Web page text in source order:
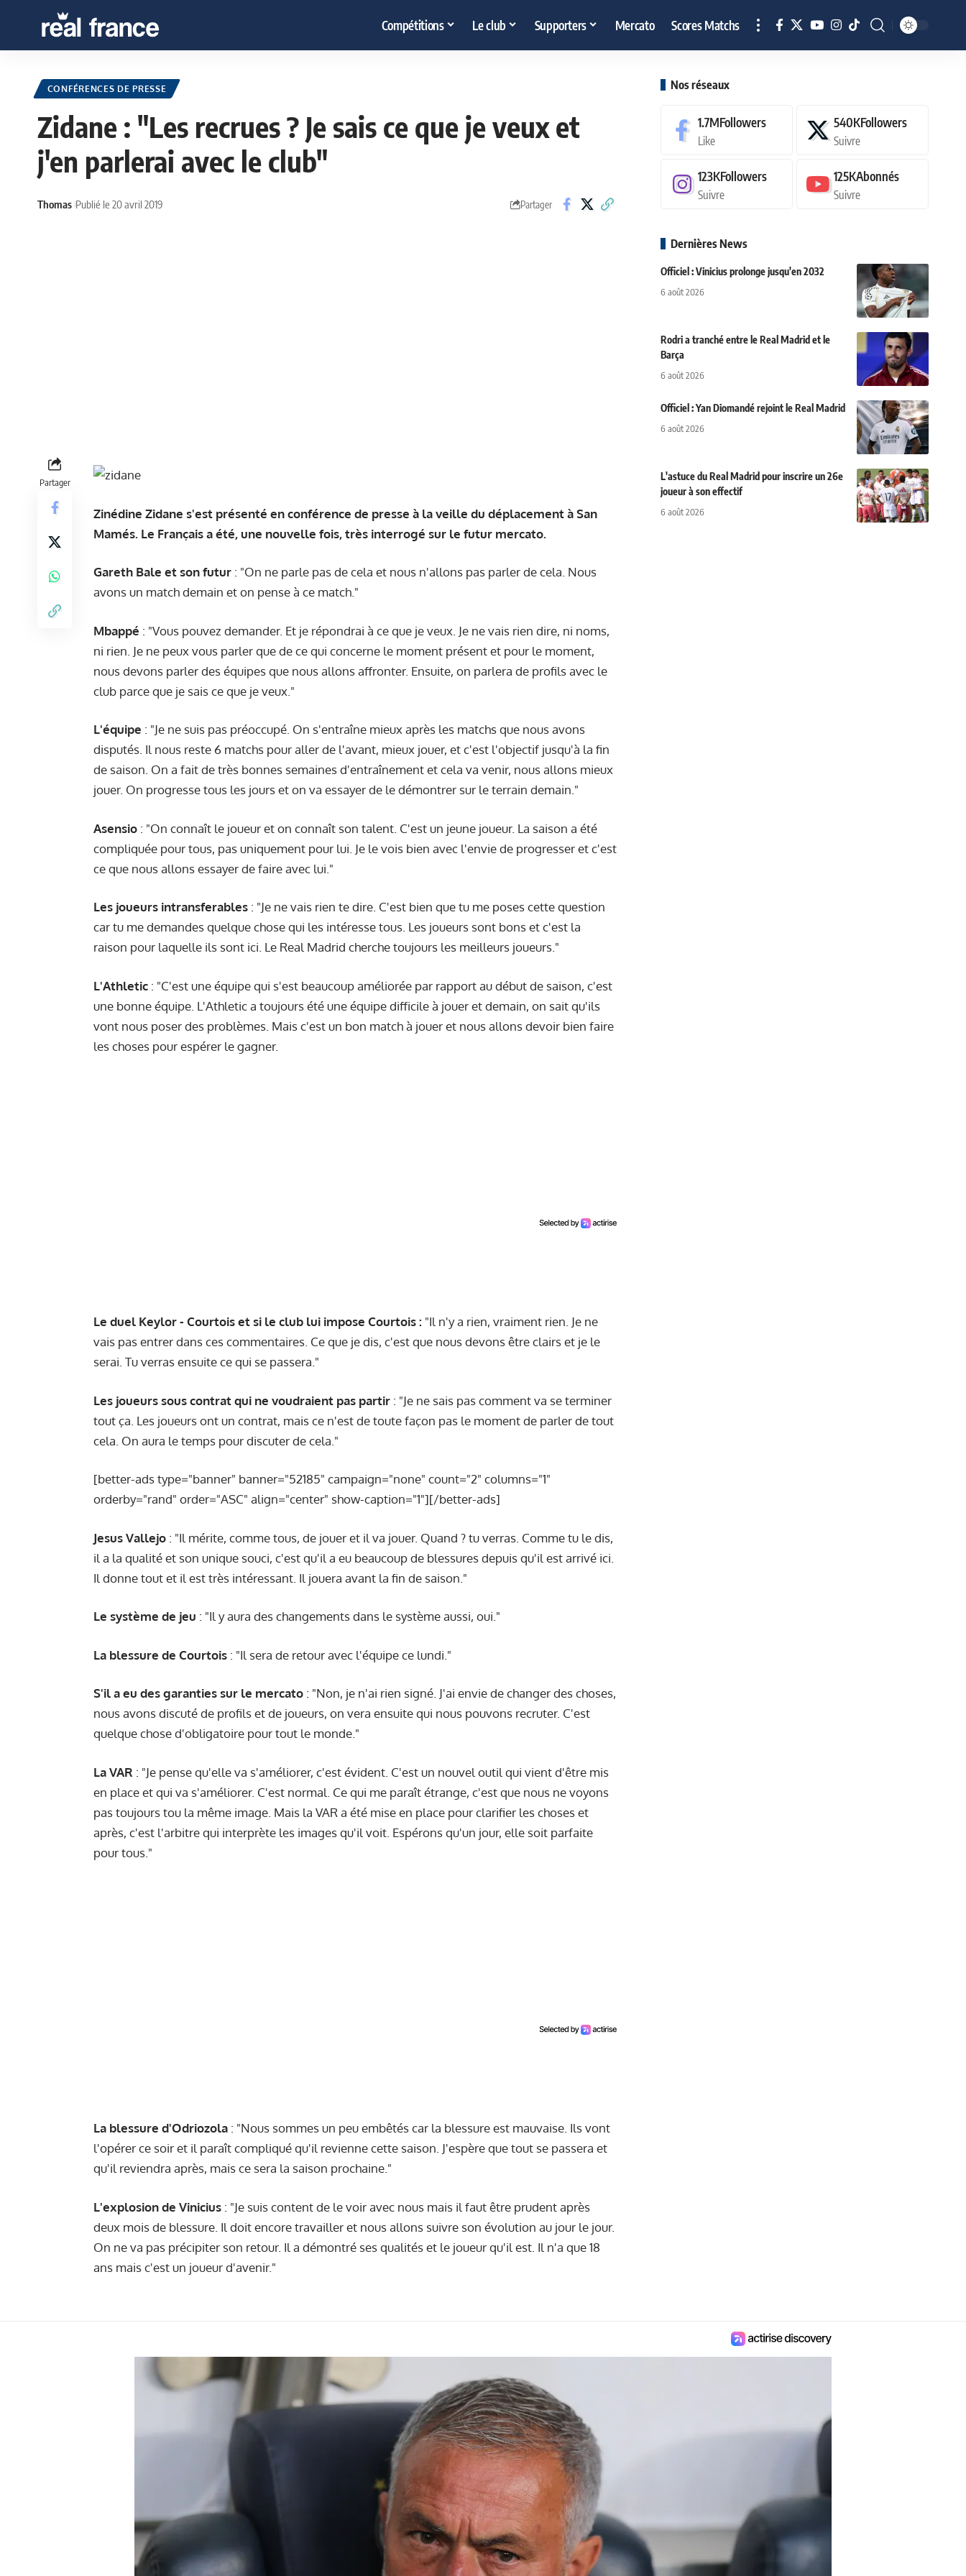
Compétitions Le club Supporters Mercato Scores Matchs
CONFÉRENCES DE PRESSE
Zidane : "Les recrues ? Je sais ce que je veux et
j'en parlerai avec le club"
Thomas Publié le 20 avril 2019 Partager
Partager
Zinédine Zidane s'est présenté en conférence de presse à la veille du déplacement à San
Mamés. Le Français a été, une nouvelle fois, très interrogé sur le futur mercato.
Gareth Bale et son futur : "On ne parle pas de cela et nous n'allons pas parler de cela. Nous
avons un match demain et on pense à ce match."
Mbappé : "Vous pouvez demander. Et je répondrai à ce que je veux. Je ne vais rien dire, ni noms,
ni rien. Je ne peux vous parler que de ce qui concerne le moment présent et pour le moment,
nous devons parler des équipes que nous allons affronter. Ensuite, on parlera de profils avec le
club parce que je sais ce que je veux."
L'équipe : "Je ne suis pas préoccupé. On s'entraîne mieux après les matchs que nous avons
disputés. Il nous reste 6 matchs pour aller de l'avant, mieux jouer, et c'est l'objectif jusqu'à la fin
de saison. On a fait de très bonnes semaines d'entraînement et cela va venir, nous allons mieux
jouer. On progresse tous les jours et on va essayer de le démontrer sur le terrain demain."
Asensio : "On connaît le joueur et on connaît son talent. C'est un jeune joueur. La saison a été
compliquée pour tous, pas uniquement pour lui. Je le vois bien avec l'envie de progresser et c'est
ce que nous allons essayer de faire avec lui."
Les joueurs intransferables : "Je ne vais rien te dire. C'est bien que tu me poses cette question
car tu me demandes quelque chose qui les intéresse tous. Les joueurs sont bons et c'est la
raison pour laquelle ils sont ici. Le Real Madrid cherche toujours les meilleurs joueurs."
L'Athletic : "C'est une équipe qui s'est beaucoup améliorée par rapport au début de saison, c'est
une bonne équipe. L'Athletic a toujours été une équipe difficile à jouer et demain, on sait qu'ils
vont nous poser des problèmes. Mais c'est un bon match à jouer et nous allons devoir bien faire
les choses pour espérer le gagner.
Le duel Keylor - Courtois et si le club lui impose Courtois : "Il n'y a rien, vraiment rien. Je ne
vais pas entrer dans ces commentaires. Ce que je dis, c'est que nous devons être clairs et je le
serai. Tu verras ensuite ce qui se passera."
Les joueurs sous contrat qui ne voudraient pas partir : "Je ne sais pas comment va se terminer
tout ça. Les joueurs ont un contrat, mais ce n'est de toute façon pas le moment de parler de tout
cela. On aura le temps pour discuter de cela."
[better-ads type="banner" banner="52185" campaign="none" count="2" columns="1"
orderby="rand" order="ASC" align="center" show-caption="1"][/better-ads]
Jesus Vallejo : "Il mérite, comme tous, de jouer et il va jouer. Quand ? tu verras. Comme tu le dis,
il a la qualité et son unique souci, c'est qu'il a eu beaucoup de blessures depuis qu'il est arrivé ici.
Il donne tout et il est très intéressant. Il jouera avant la fin de saison."
Le système de jeu : "Il y aura des changements dans le système aussi, oui."
La blessure de Courtois : "Il sera de retour avec l'équipe ce lundi."
S'il a eu des garanties sur le mercato : "Non, je n'ai rien signé. J'ai envie de changer des choses,
nous avons discuté de profils et de joueurs, on vera ensuite qui nous pouvons recruter. C'est
quelque chose d'obligatoire pour tout le monde."
La VAR : "Je pense qu'elle va s'améliorer, c'est évident. C'est un nouvel outil qui vient d'être mis
en place et qui va s'améliorer. C'est normal. Ce qui me paraît étrange, c'est que nous ne voyons
pas toujours tou la même image. Mais la VAR a été mise en place pour clarifier les choses et
après, c'est l'arbitre qui interprète les images qu'il voit. Espérons qu'un jour, elle soit parfaite
pour tous."
La blessure d'Odriozola : "Nous sommes un peu embêtés car la blessure est mauvaise. Ils vont
l'opérer ce soir et il paraît compliqué qu'il revienne cette saison. J'espère que tout se passera et
qu'il reviendra après, mais ce sera la saison prochaine."
L'explosion de Vinicius : "Je suis content de le voir avec nous mais il faut être prudent après
deux mois de blessure. Il doit encore travailler et nous allons suivre son évolution au jour le jour.
On ne va pas précipiter son retour. Il a démontré ses qualités et le joueur qu'il est. Il n'a que 18
ans mais c'est un joueur d'avenir."
Nos réseaux
1.7MFollowers
Like
540KFollowers
Suivre
123KFollowers
Suivre
125KAbonnés
Suivre
Dernières News
Officiel : Vinicius prolonge jusqu'en 2032
6 août 2026
Rodri a tranché entre le Real Madrid et le
Barça
6 août 2026
Officiel : Yan Diomandé rejoint le Real Madrid
6 août 2026
L'astuce du Real Madrid pour inscrire un 26e
joueur à son effectif
6 août 2026